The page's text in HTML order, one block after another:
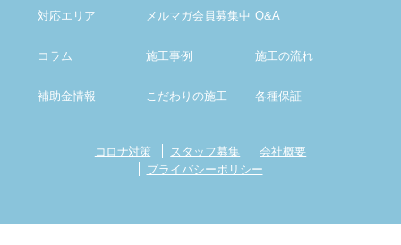
対応エリア メルマガ会員募集中 Q&A
コラム 施工事例 施工の流れ
補助金情報 こだわりの施工 各種保証
コロナ対策 スタッフ募集
会社概要
プライバシーポリシー